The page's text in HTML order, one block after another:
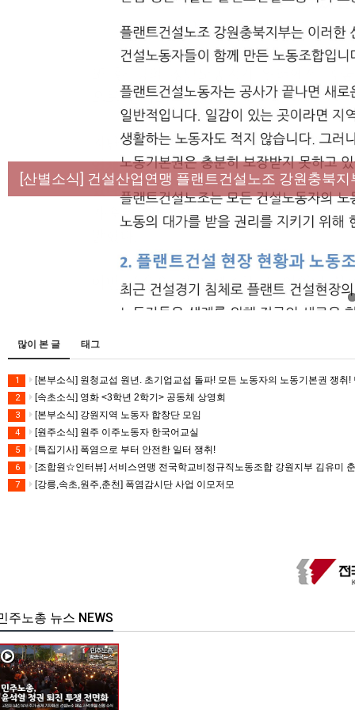
[성명] 막을 수 있었던 죽음, HL만도가 책임져라 : 청
[산별소식] 건설산업연맹 플랜트건설노조 강원충북지
[강릉,속초,원주,춘천] 폭염감시단 사업 이모저모
[조합원☆인터뷰] 서비스연맹 전국학교비정규직노동
[본부소식] 강원지역 노동자 합창단 모임
많이 본 글 태그
1 [본부소식] 원청교섭 원년. 초기업교섭 돌파! 모든 노동자의 노동기본권 쟁취
2 [속초소식] 영화 <3학년 2학기> 공동체 상영회
3 [본부소식] 강원지역 노동자 합창단 모임
4 [원주소식] 원주 이주노동자 한국어교실
5 [특집기사] 폭염으로 부터 안전한 일터 쟁취!
6 [조합원☆인터뷰] 서비스연맹 전국학교비정규직노동조합 강원지부 김유미
7 [강릉,속초,원주,춘천] 폭염감시단 사업 이모저모
주노총 뉴스 NEWS